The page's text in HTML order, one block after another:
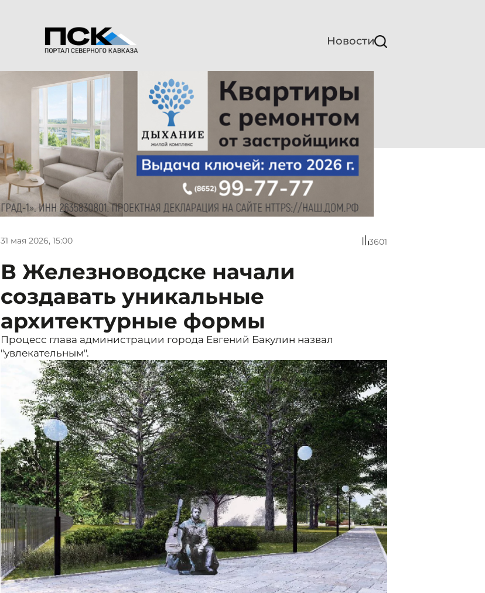
Новости
31 мая 2026, 15:00 3601
В Железноводске начали
создавать уникальные
архитектурные формы
Процесс глава администрации города Евгений Бакулин назвал
"увлекательным".